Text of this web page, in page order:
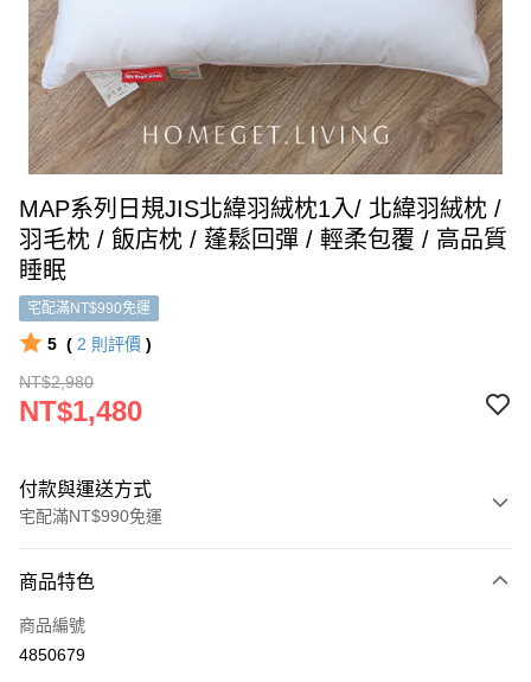
MAP系列日規JIS北緯羽絨枕1入/ 北緯羽絨枕 /
羽毛枕 / 飯店枕 / 蓬鬆回彈 / 輕柔包覆 / 高品質
睡眠
宅配滿NT$990免運
5 ( 2 則評價 )
NT$2,980
NT$1,480
付款與運送方式
宅配滿NT$990免運
信用卡一次付款
信用卡分期付款
商品特色
商品編號
4850679